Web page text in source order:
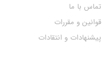
تماس با ما
قوانین و مقررات
پیشنهادات و انتقادات